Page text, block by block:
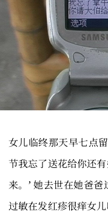
女儿临终那天早七点
节我忘了送花给你还
来。’ 她去世在她爸
过敏在发红疹很痒女